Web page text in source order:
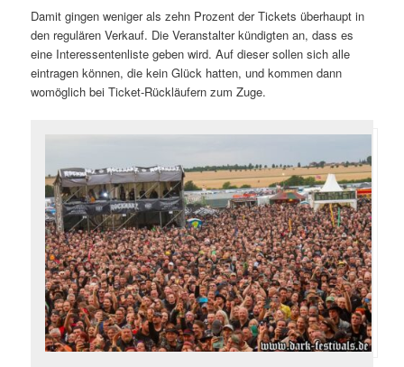
Damit gingen weniger als zehn Prozent der Tickets überhaupt in
den regulären Verkauf. Die Veranstalter kündigten an, dass es
eine Interessentenliste geben wird. Auf dieser sollen sich alle
eintragen können, die kein Glück hatten, und kommen dann
womöglich bei Ticket-Rückläufern zum Zuge.